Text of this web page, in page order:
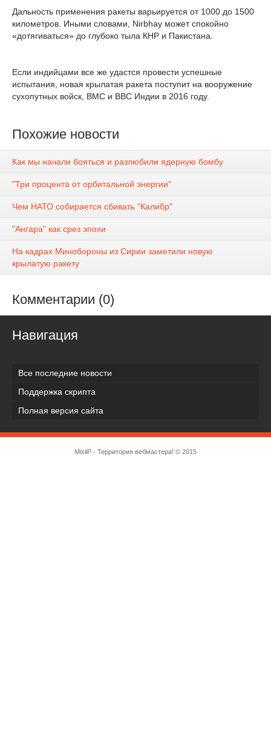
Дальность применения ракеты варьируется от 1000 до 1500
километров. Иными словами, Nirbhay может спокойно
«дотягиваться» до глубоко тыла КНР и Пакистана.
Если индийцами все же удастся провести успешные
испытания, новая крылатая ракета поступит на вооружение
сухопутных войск, ВМС и ВВС Индии в 2016 году.
Похожие новости
Как мы начали бояться и разлюбили ядерную бомбу
"Три процента от орбитальной энергии"
Чем НАТО собирается сбивать "Калибр"
"Ангара" как срез эпохи
На кадрах Минобороны из Сирии заметили новую
крылатую ракету
Комментарии (0)
Навигация
Все последние новости
Поддержка скрипта
Полная версия сайта
MixliP - Территория вебмастера! © 2015